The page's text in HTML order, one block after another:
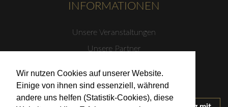
Wir nutzen Cookies auf unserer Website.
Einige von ihnen sind essenziell, während
andere uns helfen (Statistik-Cookies), diese
INFORMATIONEN
Unsere Veranstaltungen
Unsere Partner
Impressum